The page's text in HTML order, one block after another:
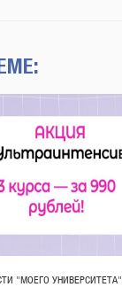
"МОЕГО УНИВЕРСИТЕТА"